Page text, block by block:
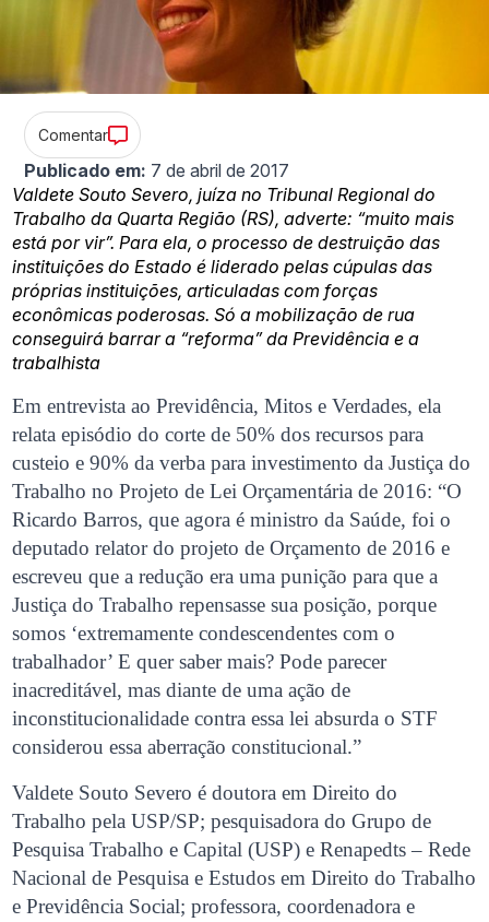
Comentar
Publicado em: 7 de abril de 2017
Valdete Souto Severo, juíza no Tribunal Regional do
Trabalho da Quarta Região (RS), adverte: “muito mais
está por vir”. Para ela, o processo de destruição das
instituições do Estado é liderado pelas cúpulas das
próprias instituições, articuladas com forças
econômicas poderosas. Só a mobilização de rua
conseguirá barrar a “reforma” da Previdência e a
trabalhista
Em entrevista ao Previdência, Mitos e Verdades, ela
relata episódio do corte de 50% dos recursos para
custeio e 90% da verba para investimento da Justiça do
Trabalho no Projeto de Lei Orçamentária de 2016: “O
Ricardo Barros, que agora é ministro da Saúde, foi o
deputado relator do projeto de Orçamento de 2016 e
escreveu que a redução era uma punição para que a
Justiça do Trabalho repensasse sua posição, porque
somos ‘extremamente condescendentes com o
trabalhador’ E quer saber mais? Pode parecer
inacreditável, mas diante de uma ação de
inconstitucionalidade contra essa lei absurda o STF
considerou essa aberração constitucional.”
Valdete Souto Severo é doutora em Direito do
Trabalho pela USP/SP; pesquisadora do Grupo de
Pesquisa Trabalho e Capital (USP) e Renapedts – Rede
Nacional de Pesquisa e Estudos em Direito do Trabalho
e Previdência Social; professora, coordenadora e